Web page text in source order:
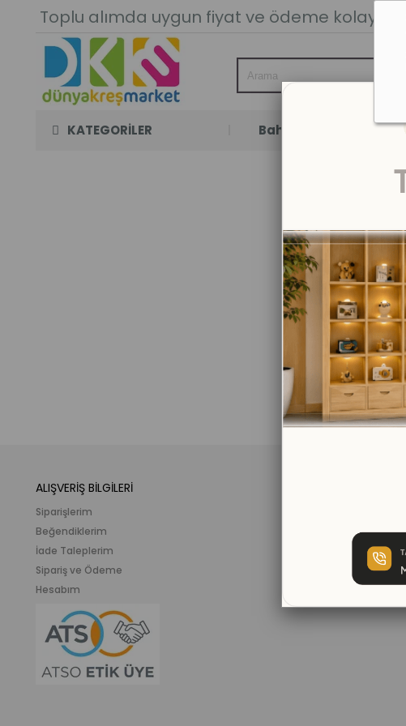
Toplu alımda uygun fiyat ve ödeme kolaylığı.
KATEGORİLER Bahçe Oyun Odası
ALIŞVERİŞ BİLGİLERİ
Siparişlerim
Beğendiklerim
İade Taleplerim
Sipariş ve Ödeme
Hesabım
Meslek ve İlgi Köşeleri
Eğitici Plastik Oyuncak